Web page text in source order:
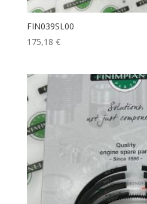
FIN039SL00
175,18 €